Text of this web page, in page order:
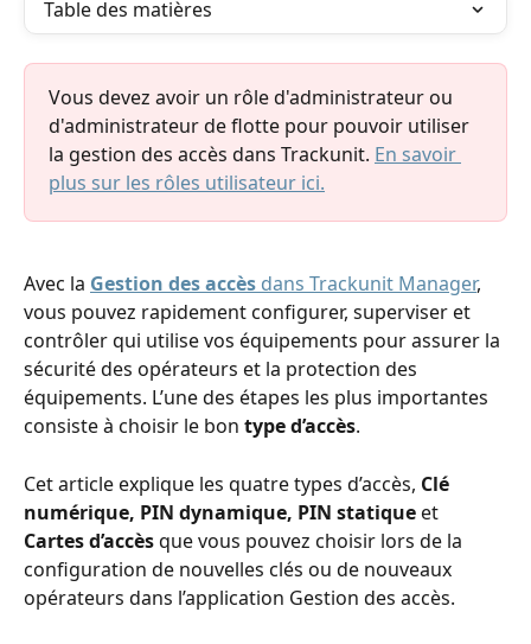
Table des matières
Vous devez avoir un rôle d'administrateur ou
d'administrateur de flotte pour pouvoir utiliser
la gestion des accès dans Trackunit. En savoir
plus sur les rôles utilisateur ici.
Avec la Gestion des accès dans Trackunit Manager,
vous pouvez rapidement configurer, superviser et
contrôler qui utilise vos équipements pour assurer la
sécurité des opérateurs et la protection des
équipements. L’une des étapes les plus importantes
consiste à choisir le bon type d’accès.
Cet article explique les quatre types d’accès, Clé
numérique, PIN dynamique, PIN statique et
Cartes d’accès que vous pouvez choisir lors de la
configuration de nouvelles clés ou de nouveaux
opérateurs dans l’application Gestion des accès.